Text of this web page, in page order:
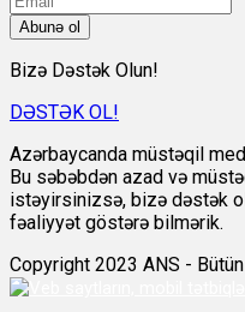
Abunə ol
Bizə Dəstək Olun!
DƏSTƏK OL!
Azərbaycanda müstəqil
Bu səbəbdən azad və
istəyirsinizsə, bizə dəstək
fəaliyyət göstərə bilmərik.
Copyright 2023 ANS -